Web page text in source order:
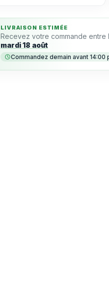
LIVRAISON ESTIMÉE
Recevez votre commande entre
mardi 18 août
Commandez demain avant